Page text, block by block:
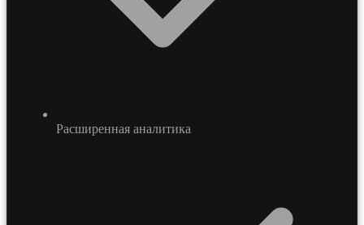
Расширенная аналитика